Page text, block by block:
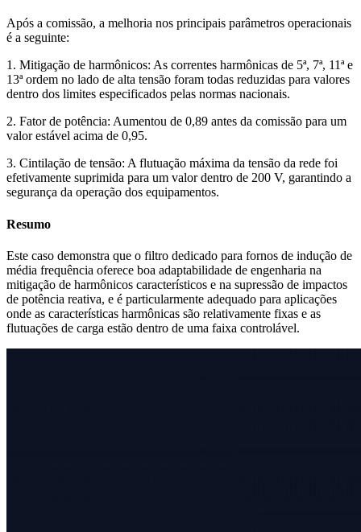
Após a comissão, a melhoria nos principais parâmetros operacionais
é a seguinte:
1. Mitigação de harmônicos: As correntes harmônicas de 5ª, 7ª, 11ª e
13ª ordem no lado de alta tensão foram todas reduzidas para valores
dentro dos limites especificados pelas normas nacionais.
2. Fator de potência: Aumentou de 0,89 antes da comissão para um
valor estável acima de 0,95.
3. Cintilação de tensão: A flutuação máxima da tensão da rede foi
efetivamente suprimida para um valor dentro de 200 V, garantindo a
segurança da operação dos equipamentos.
Resumo
Este caso demonstra que o filtro dedicado para fornos de indução de
média frequência oferece boa adaptabilidade de engenharia na
mitigação de harmônicos característicos e na supressão de impactos
de potência reativa, e é particularmente adequado para aplicações
onde as características harmônicas são relativamente fixas e as
flutuações de carga estão dentro de uma faixa controlável.